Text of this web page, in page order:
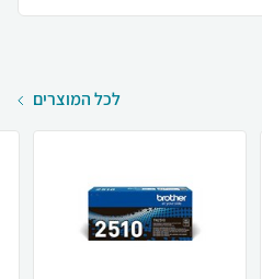
לכל המוצרים